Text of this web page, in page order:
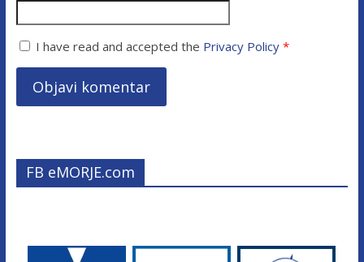
I have read and accepted the Privacy Policy*
FB eMORJE.com